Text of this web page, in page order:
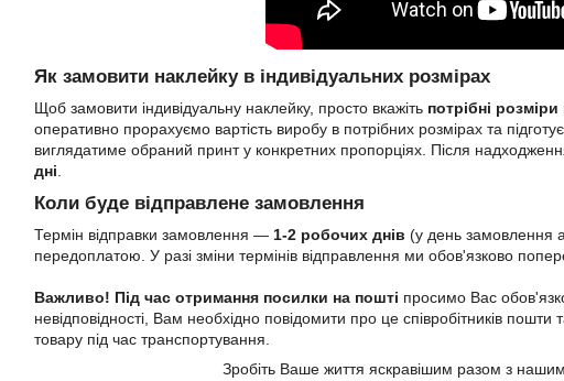
Як замовити наклейку в індивідуальних розмірах
Щоб замовити індивідуальну наклейку, просто вкажіть потрібні розміри
оперативно прорахуємо вартість виробу в потрібних розмірах та
виглядатиме обраний принт у конкретних пропорціях. Після
дні
Коли буде відправлене замовлення
Термін відправки замовлення — 1-2 робочих днів (у день замовлення
передоплатою. У разі зміни термінів відправлення ми обов'язково
Важливо! Під час отримання посилки на пошті просимо Вас
невідповідності, Вам необхідно повідомити про це співробітників
товару під час транспортування.
Зробіть Ваше життя яскравішим разом з